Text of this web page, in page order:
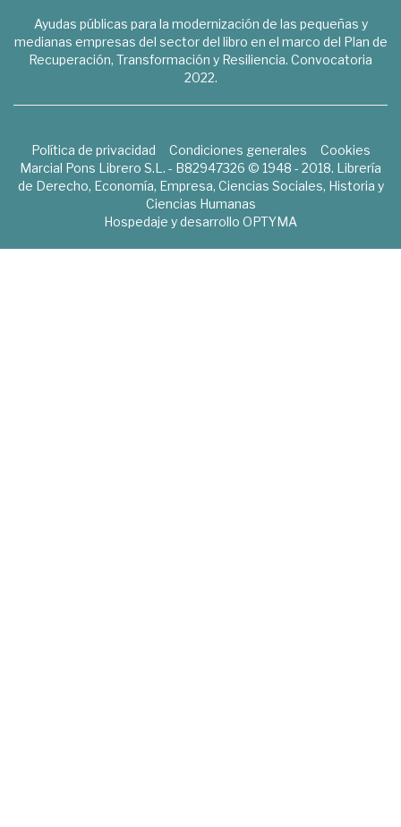
Ayudas públicas para la modernización de las pequeñas y
medianas empresas del sector del libro en el marco del Plan de
Recuperación, Transformación y Resiliencia. Convocatoria
2022.
Política de privacidad Condiciones generales
Cookies
Marcial Pons Librero S.L. - B82947326 © 1948 - 2018. Librería
de Derecho, Economía, Empresa, Ciencias Sociales, Historia y
Ciencias Humanas
Hospedaje y desarrollo OPTYMA